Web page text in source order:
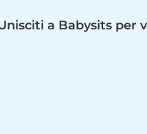
a Babysits per